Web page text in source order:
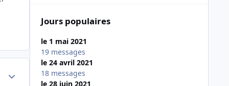
Author stats
Jours populaires
le 1 mai 2021
19 messages
le 24 avril 2021
18 messages
le 28 juin 2021